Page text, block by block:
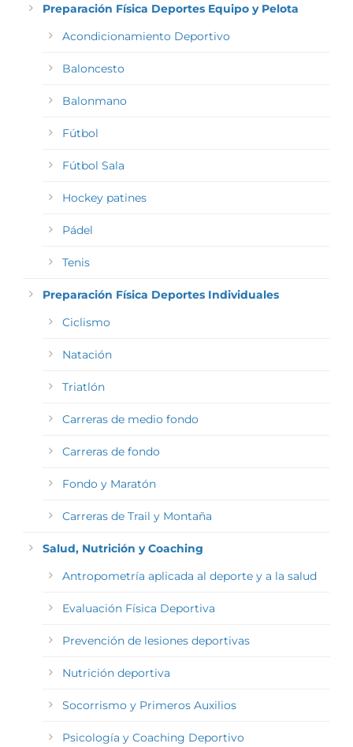
Preparación Física Deportes Equipo y Pelota
Acondicionamiento Deportivo
Baloncesto
Balonmano
Fútbol
Fútbol Sala
Hockey patines
Pádel
Tenis
Preparación Física Deportes Individuales
Ciclismo
Natación
Triatlón
Carreras de medio fondo
Carreras de fondo
Fondo y Maratón
Carreras de Trail y Montaña
Salud, Nutrición y Coaching
Antropometría aplicada al deporte y a la salud
Evaluación Física Deportiva
Prevención de lesiones deportivas
Nutrición deportiva
Socorrismo y Primeros Auxilios
Psicología y Coaching Deportivo